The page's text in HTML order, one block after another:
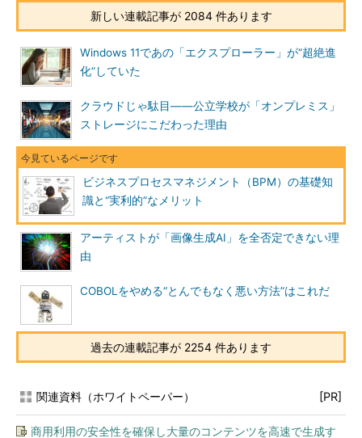
新しい連載記事が 2084 件あります
Windows 11であの「エクスプローラー」が“超絶進
化”していた
クラウドじゃ駄目――公立学校が「オンプレミス」
ストレージにこだわった理由
ビジネスプロセスマネジメント（BPM）の基礎知
識と“実利的”なメリット
アーティストが「画像生成AI」を全否定できない理
由
COBOLをやめる“とんでもなく悪い方法”はこれだ
過去の連載記事が 2254 件あります
関連資料（ホワイトペーパー） [PR]
商用利用の安全性を確保し大量のコンテンツを高速で生成す